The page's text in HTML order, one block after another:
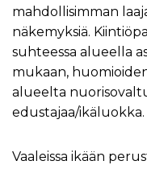
mahdollisimman
näkemyksiä.
suhteessa alueella
mukaan,
alueelta
edustajaa/ikäluokka.
Vaaleissa ikään